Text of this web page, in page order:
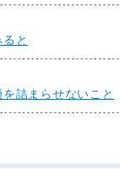
と
を詰まらせないこと